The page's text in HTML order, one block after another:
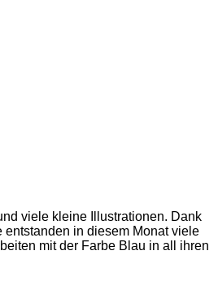
viele kleine Illustrationen. Dank
entstanden in diesem Monat viele
mit der Farbe Blau in all ihren